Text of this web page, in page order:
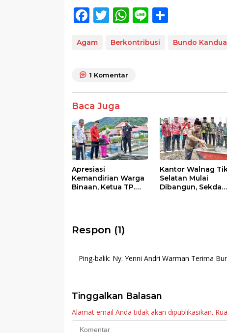
F
e
o
o
k
T
itt
W
at
p
Li
e ar
Agam Berkontribusi Bundo
1 Komentar
Baca Juga
Apresiasi
Kemandirian Warga
Binaan, Ketua TP.
Kantor Walnag
Selatan Mulai
Dibangun, Sekda
Respon (1)
Ping-balik: Ny. Yenni Andri Warman Terima
Tinggalkan Balasan
Alamat email Anda tidak akan dipublikasikan.